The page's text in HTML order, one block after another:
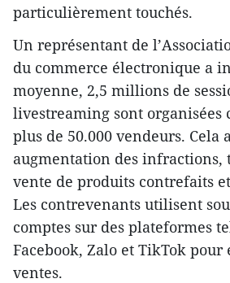
particulièrement touchés.
Un représentant de
du commerce électronique a
moyenne, 2,5 millions de
livestreaming sont organisées
plus de 50.000 vendeurs. Cela
augmentation des infractions,
vente de produits contrefaits
Les contrevenants utilisent
comptes sur des plateformes
Facebook, Zalo et TikTok pour
ventes.